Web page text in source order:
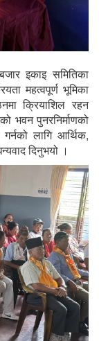
इकाइ समितिका
महत्वपूर्ण भूमिका
क्रियाशिल रहन
भवन पुनरनिर्माणको
लागि आर्थिक,
दिनुभयो ।